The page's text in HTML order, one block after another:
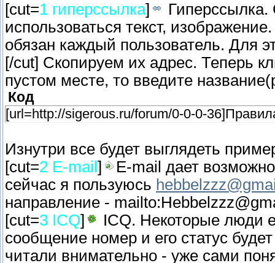
[cut=1 гиперссылка]
использоваться текст,
обязан каждый пользователь. Для
[/cut] Скопируем их адрес. Теперь
пустом месте, то введите
Код
[url=http://sigerous.ru/forum/0-0-0-
Изнутри все будет выглядеть
[cut=2 E-mail ]
E-mail дает
сейчас я пользуюсь
направление -
[cut=3 ICQ]
ICQ. Некоторые люди
сообщение номер и его статус
читали внимательно - уже сами